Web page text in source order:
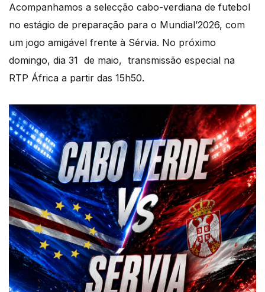
Acompanhamos a selecção cabo-verdiana de futebol
no estágio de preparação para o Mundial’2026, com
um jogo amigável frente à Sérvia. No próximo
domingo, dia 31 de maio, transmissão especial na
RTP África a partir das 15h50.